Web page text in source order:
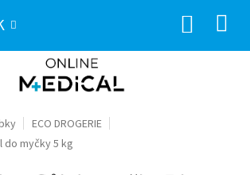
ECO DROGERIE
do myčky 5 kg